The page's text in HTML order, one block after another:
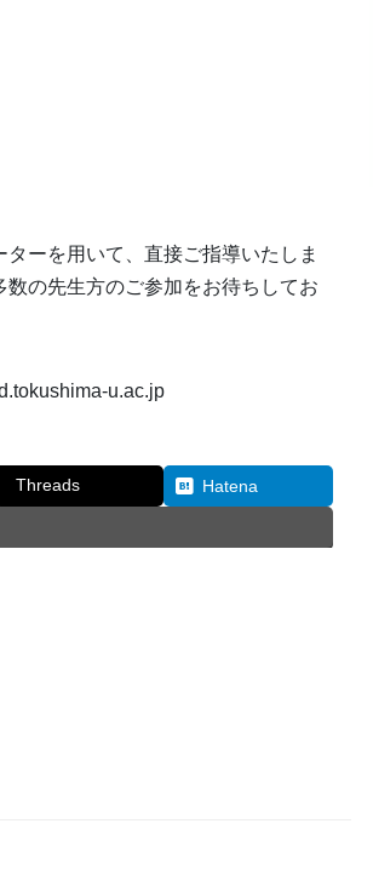
ーを用いて、直接ご指導いたしま
の先生方のご参加をお待ちしてお
u.ac.jp
Threads Hatena